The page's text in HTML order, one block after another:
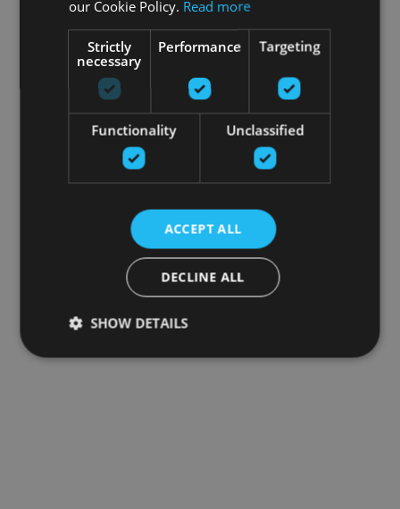
our Cookie Policy. Read more
Strictly
necessary
Performance Targeting
Functionality Unclassified
ACCEPT ALL
DECLINE ALL
SHOW DETAILS